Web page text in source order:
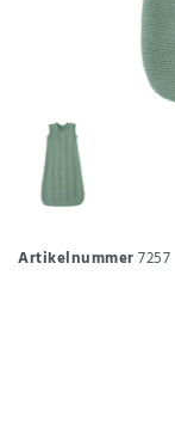
Artikelnummer7257